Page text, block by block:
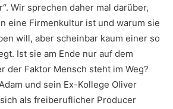
Wir sprechen daher mal darüber,
eine Firmenkultur ist und warum sie
will, aber scheinbar kaum einer so
Ist sie am Ende nur auf dem
der Faktor Mensch steht im Weg?
und sein Ex-Kollege Oliver
als freiberuflicher Producer